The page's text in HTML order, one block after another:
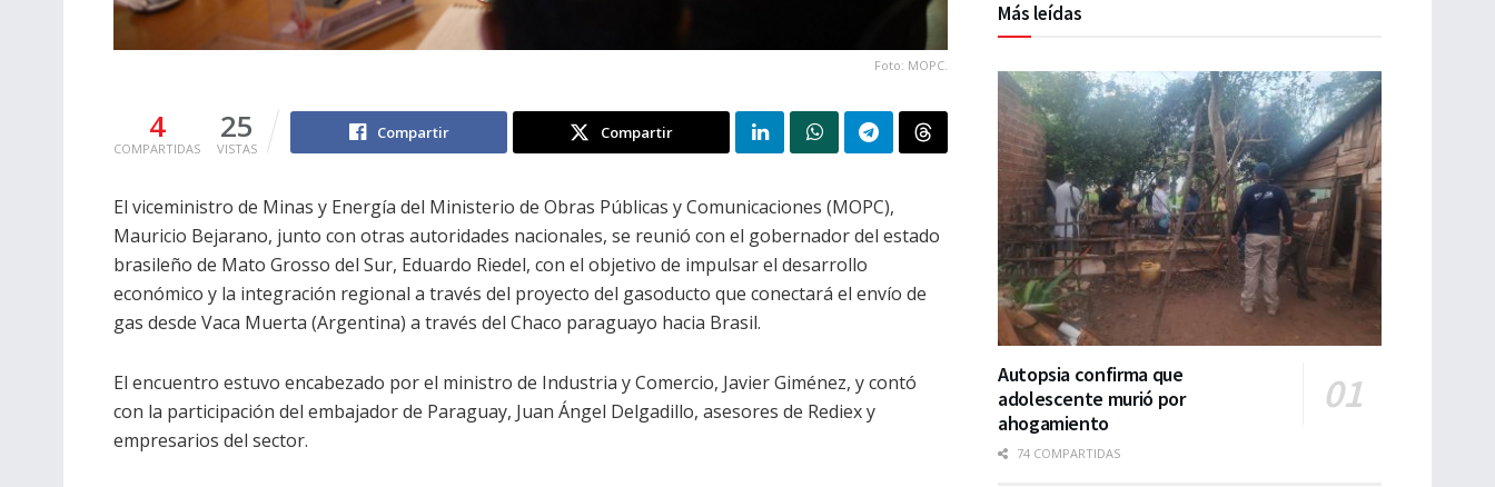
Foto: MOPC.
4
COMPARTIDAS
25
VISTAS
Compartir Compartir
El viceministro de Minas y Energía del Ministerio de Obras Públicas y Comunicaciones (MOPC),
Mauricio Bejarano, junto con otras autoridades nacionales, se reunió con el gobernador del estado
brasileño de Mato Grosso del Sur, Eduardo Riedel, con el objetivo de impulsar el desarrollo
económico y la integración regional a través del proyecto del gasoducto que conectará el envío de
gas desde Vaca Muerta (Argentina) a través del Chaco paraguayo hacia Brasil.
El encuentro estuvo encabezado por el ministro de Industria y Comercio, Javier Giménez, y contó
con la participación del embajador de Paraguay, Juan Ángel Delgadillo, asesores de Rediex y
empresarios del sector.
Más leídas
Autopsia confirma que
adolescente murió por
ahogamiento
74 COMPARTIDAS